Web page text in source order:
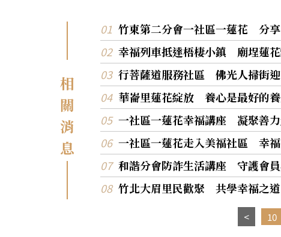
相
關
消
息
竹東第二分會一社區一蓮花 分
幸福列車抵達梧棲小鎮 廟埕蓮
行菩薩道服務社區 佛光人掃街
華崙里蓮花綻放 養心是最好的
一社區一蓮花幸福講座 凝聚善
一社區一蓮花走入美福社區 幸
和諧分會防詐生活講座 守護會
竹北大眉里民歡聚 共學幸福之道
10